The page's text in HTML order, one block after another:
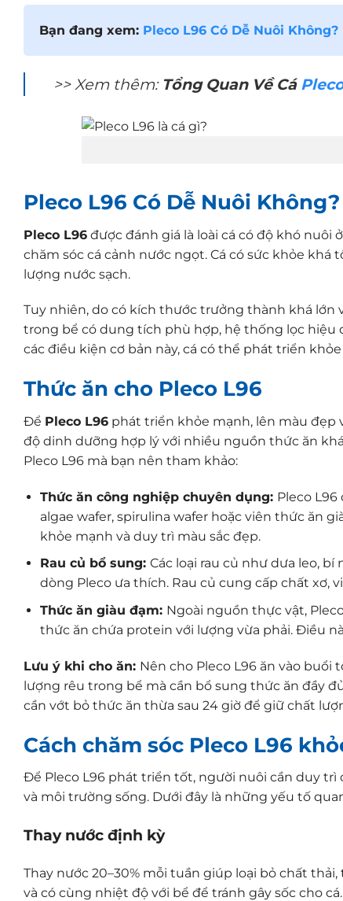
Bạn đang xem: Pleco L96 Có Dễ Nuôi
>> Xem thêm: Tổng Quan Về Cá
Pleco L96 Có Dễ Nuôi Không?
Pleco L96 được đánh giá là loài cá có độ khó
chăm sóc cá cảnh nước ngọt. Cá có sức khỏe
lượng nước sạch.
Tuy nhiên, do có kích thước trưởng thành khá lớn
trong bể có dung tích phù hợp, hệ thống lọc hiệu
các điều kiện cơ bản này, cá có thể phát triển
Thức ăn cho Pleco L96
Để Pleco L96 phát triển khỏe mạnh, lên màu
độ dinh dưỡng hợp lý với nhiều nguồn thức ăn
Pleco L96 mà bạn nên tham khảo:
Thức ăn công nghiệp chuyên dụng: Pleco
algae wafer, spirulina wafer hoặc viên thức ăn
khỏe mạnh và duy trì màu sắc đẹp.
Rau củ bổ sung: Các loại rau củ như dưa leo,
dòng Pleco ưa thích. Rau củ cung cấp chất xơ,
Thức ăn giàu đạm: Ngoài nguồn thực vật,
thức ăn chứa protein với lượng vừa phải. Điều
Lưu ý khi cho ăn: Nên cho Pleco L96 ăn vào buổi
lượng rêu trong bể mà cần bổ sung thức ăn đầy
cần vớt bỏ thức ăn thừa sau 24 giờ để giữ chất
Cách chăm sóc Pleco L96
Để Pleco L96 phát triển tốt, người nuôi cần duy
và môi trường sống. Dưới đây là những yếu tố
Thay nước định kỳ
Thay nước 20–30% mỗi tuần giúp loại bỏ chất
và có cùng nhiệt độ với bể để tránh gây sốc cho cá.